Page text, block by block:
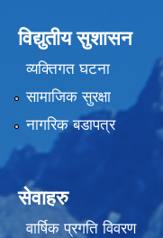
विद्युतीय सुशासन
व्यक्तिगत घटना
सामाजिक सुरक्षा
नागरिक बडापत्र
सेवाहरु
वार्षिक प्रगति विवरण